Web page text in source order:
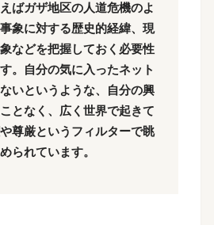
ばガザ地区の人道危機のよ
象に対する歴史的経緯、現
などを把握しておく必要性
。自分の気に入ったネット
いというような、自分の興
となく、広く世界で起きて
尊厳というフィルターで眺
られています。